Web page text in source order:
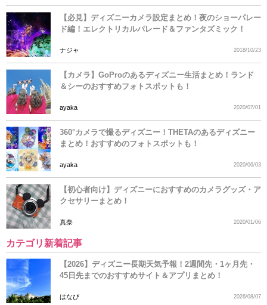
【必見】ディズニーカメラ設定まとめ！夜のショーパレー
ド編！エレクトリカルパレード＆ファンタズミック！
ナジャ 2018/10/23
【カメラ】GoProのあるディズニー生活まとめ！ランド
＆シーのおすすめフォトスポットも！
ayaka 2020/07/01
360°カメラで撮るディズニー！THETAのあるディズニー
まとめ！おすすめのフォトスポットも！
ayaka 2020/06/03
【初心者向け】ディズニーにおすすめのカメラグッズ・ア
クセサリーまとめ！
真奈 2020/01/06
カテゴリ新着記事
【2026】ディズニー長期天気予報！2週間先・1ヶ月先・
45日先までのおすすめサイト＆アプリまとめ！
はなび 2026/08/07